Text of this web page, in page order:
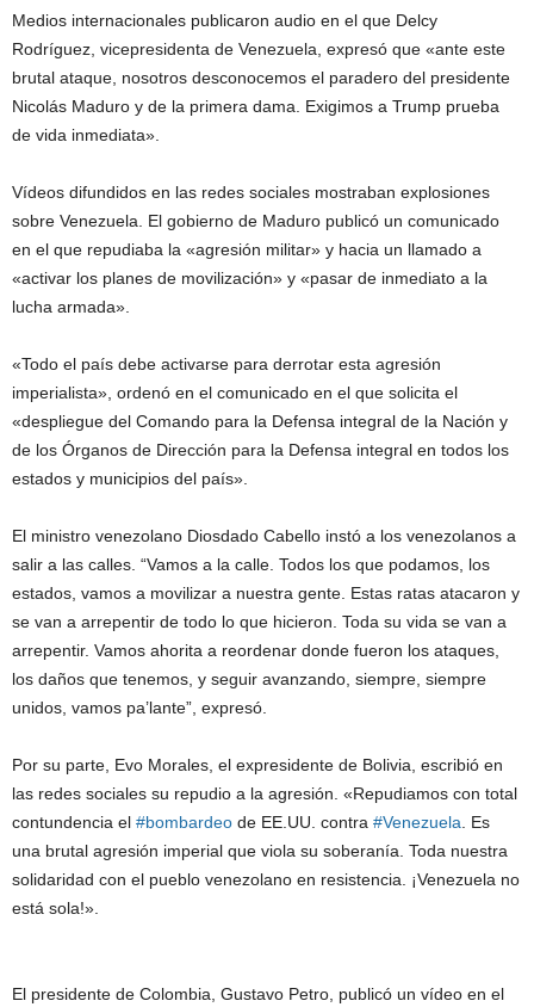
Medios internacionales publicaron audio en el que Delcy
Rodríguez, vicepresidenta de Venezuela, expresó que «ante este
brutal ataque, nosotros desconocemos el paradero del presidente
Nicolás Maduro y de la primera dama. Exigimos a Trump prueba
de vida inmediata».
Vídeos difundidos en las redes sociales mostraban explosiones
sobre Venezuela. El gobierno de Maduro publicó un comunicado
en el que repudiaba la «agresión militar» y hacia un llamado a
«activar los planes de movilización» y «pasar de inmediato a la
lucha armada».
«Todo el país debe activarse para derrotar esta agresión
imperialista», ordenó en el comunicado en el que solicita el
«despliegue del Comando para la Defensa integral de la Nación y
de los Órganos de Dirección para la Defensa integral en todos los
estados y municipios del país».
El ministro venezolano Diosdado Cabello instó a los venezolanos a
salir a las calles. “Vamos a la calle. Todos los que podamos, los
estados, vamos a movilizar a nuestra gente. Estas ratas atacaron y
se van a arrepentir de todo lo que hicieron. Toda su vida se van a
arrepentir. Vamos ahorita a reordenar donde fueron los ataques,
los daños que tenemos, y seguir avanzando, siempre, siempre
unidos, vamos pa’lante”, expresó.
Por su parte, Evo Morales, el expresidente de Bolivia, escribió en
las redes sociales su repudio a la agresión. «Repudiamos con total
contundencia el #bombardeo de EE.UU. contra #Venezuela . Es
una brutal agresión imperial que viola su soberanía. Toda nuestra
solidaridad con el pueblo venezolano en resistencia. ¡Venezuela no
está sola!».
El presidente de Colombia, Gustavo Petro, publicó un vídeo en el